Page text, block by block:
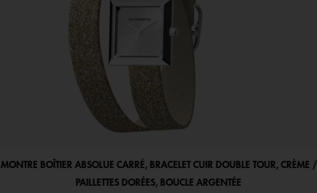
MONTRE BOÎTIER ABSOLUE CARRÉ, BRACELET CUIR DOUBLE TOUR, CRÈME /
PAILLETTES DORÉES, BOUCLE ARGENTÉE